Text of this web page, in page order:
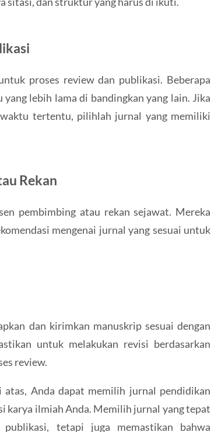
proses review dan publikasi. Beberapa
lebih lama di bandingkan yang lain. Jika
tertentu, pilihlah jurnal yang memiliki
Rekan
pembimbing atau rekan sejawat. Mereka
mengenai jurnal yang sesuai untuk
dan kirimkan manuskrip sesuai dengan
untuk melakukan revisi berdasarkan
review.
atas, Anda dapat memilih jurnal pendidikan
karya ilmiah Anda. Memilih jurnal yang tepat
tetapi juga memastikan bahwa